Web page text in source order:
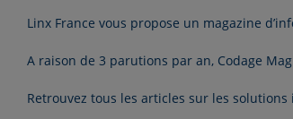
Linx France vous propose un magazine
A raison de 3 parutions par an, Codage Mag
Retrouvez tous les articles sur les